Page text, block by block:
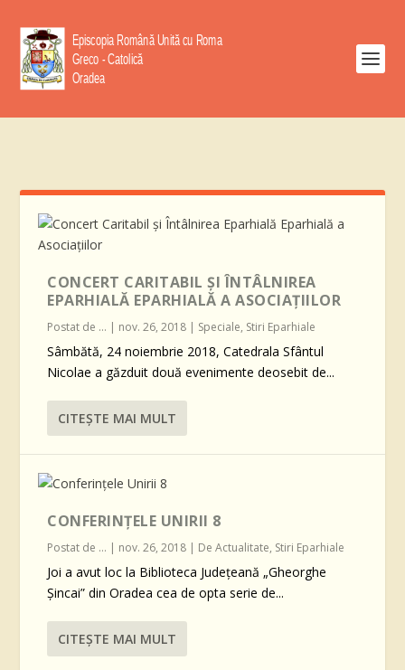
CONCERT CARITABIL ŞI ÎNTÂLNIREA
EPARHIALĂ EPARHIALĂ A ASOCIAȚIILOR
Postat de ... | nov. 26, 2018 | Speciale, Stiri Eparhiale
Sâmbătă, 24 noiembrie 2018, Catedrala Sfântul
Nicolae a găzduit două evenimente deosebit de...
CITEŞTE MAI MULT
CONFERINȚELE UNIRII 8
Postat de ... | nov. 26, 2018 | De Actualitate, Stiri Eparhiale
Joi a avut loc la Biblioteca Județeană „Gheorghe
Șincai” din Oradea cea de opta serie de...
CITEŞTE MAI MULT